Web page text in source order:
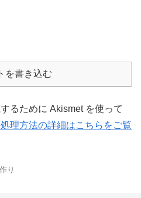
を書き込む
るために Akismet を使って
理方法の詳細はこちらをご覧
り